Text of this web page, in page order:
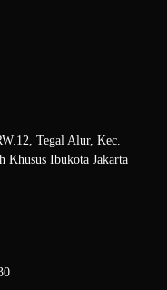
Tegal Alur, Kec.
Khusus Ibukota Jakarta